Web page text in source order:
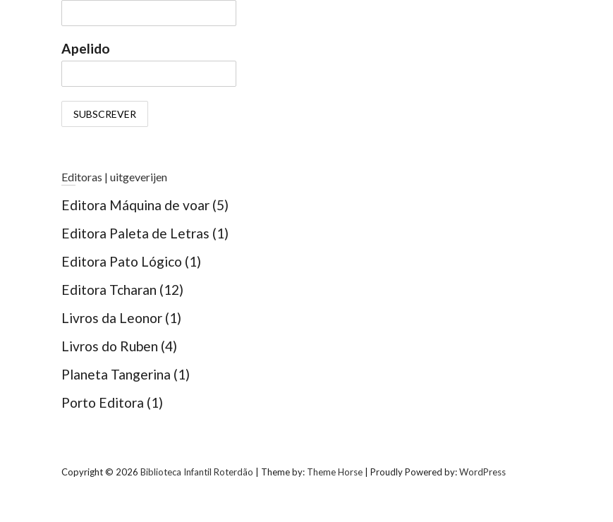
Apelido
Editoras | uitgeverijen
Editora Máquina de voar (5)
Editora Paleta de Letras (1)
Editora Pato Lógico (1)
Editora Tcharan (12)
Livros da Leonor (1)
Livros do Ruben (4)
Planeta Tangerina (1)
Porto Editora (1)
Copyright © 2026 Biblioteca Infantil Roterdão | Theme by: Theme Horse | Proudly Powered by:WordPress